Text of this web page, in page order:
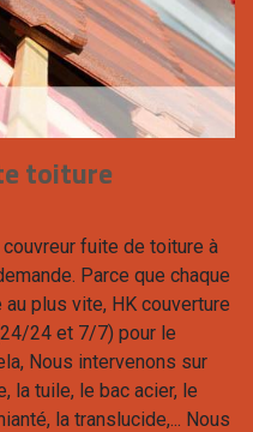
toiture
fuite de toiture à
Parce que chaque
plus vite, HK couverture
24 et 7/7) pour le
Nous intervenons sur
la tuile, le bac acier, le
la translucide,... Nous